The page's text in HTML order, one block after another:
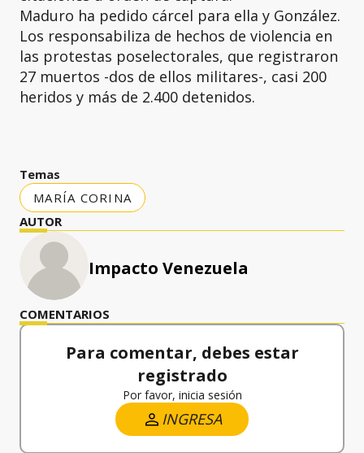
Maduro ha pedido cárcel para ella y González.
Los responsabiliza de hechos de violencia en
las protestas poselectorales, que registraron
27 muertos -dos de ellos militares-, casi 200
heridos y más de 2.400 detenidos.
Temas
MARÍA CORINA
AUTOR
Impacto Venezuela
COMENTARIOS
Para comentar, debes estar
registrado
Por favor, inicia sesión
INGRESA